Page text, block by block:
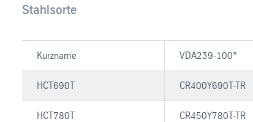
Stahlsorte
Kurzname VDA239-100*
HCT690T CR400Y690T-TR
HCT780T CR450Y780T-TR